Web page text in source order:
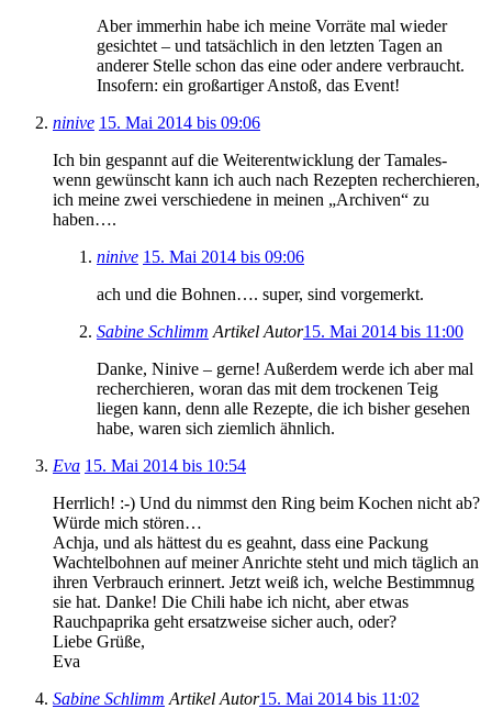
Aber immerhin habe ich meine Vorräte mal wieder
gesichtet – und tatsächlich in den letzten Tagen an
anderer Stelle schon das eine oder andere verbraucht.
Insofern: ein großartiger Anstoß, das Event!
ninive 15. Mai 2014 bis 09:06
Ich bin gespannt auf die Weiterentwicklung der Tamales-
wenn gewünscht kann ich auch nach Rezepten recherchieren,
ich meine zwei verschiedene in meinen „Archiven“ zu
haben….
ninive 15. Mai 2014 bis 09:06
ach und die Bohnen…. super, sind vorgemerkt.
Sabine Schlimm Artikel Autor15. Mai 2014 bis 11:00
Danke, Ninive – gerne! Außerdem werde ich aber mal
recherchieren, woran das mit dem trockenen Teig
liegen kann, denn alle Rezepte, die ich bisher gesehen
habe, waren sich ziemlich ähnlich.
Eva 15. Mai 2014 bis 10:54
Herrlich! :-) Und du nimmst den Ring beim Kochen nicht ab?
Würde mich stören…
Achja, und als hättest du es geahnt, dass eine Packung
Wachtelbohnen auf meiner Anrichte steht und mich täglich an
ihren Verbrauch erinnert. Jetzt weiß ich, welche Bestimmnug
sie hat. Danke! Die Chili habe ich nicht, aber etwas
Rauchpaprika geht ersatzweise sicher auch, oder?
Liebe Grüße,
Eva
Sabine Schlimm Artikel Autor15. Mai 2014 bis 11:02